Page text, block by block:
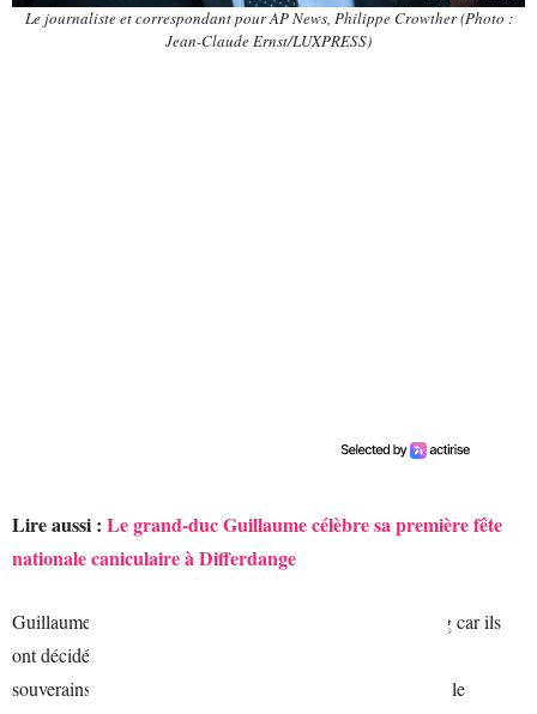
Le journaliste et correspondant pour AP News, Philippe Crowther (Photo :
Jean-Claude Ernst/LUXPRESS)
Lire aussi : Le grand-duc Guillaume célèbre sa première fête
nationale caniculaire à Differdange
Guillaume et Stéphanie n’ont pas encore déménagé à Berg car ils
ont décidé de ne pas vivre dans le château. Les nouveaux
souverains sont en train de faire construire une maison sur le